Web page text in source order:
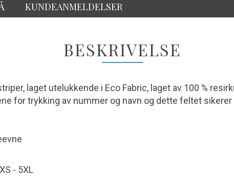
KUNDEANMELDELSER
BESKRIVELSE
laget utelukkende i Eco Fabric, laget av 100 %
for trykking av nummer og navn og dette feltet
- 5XL